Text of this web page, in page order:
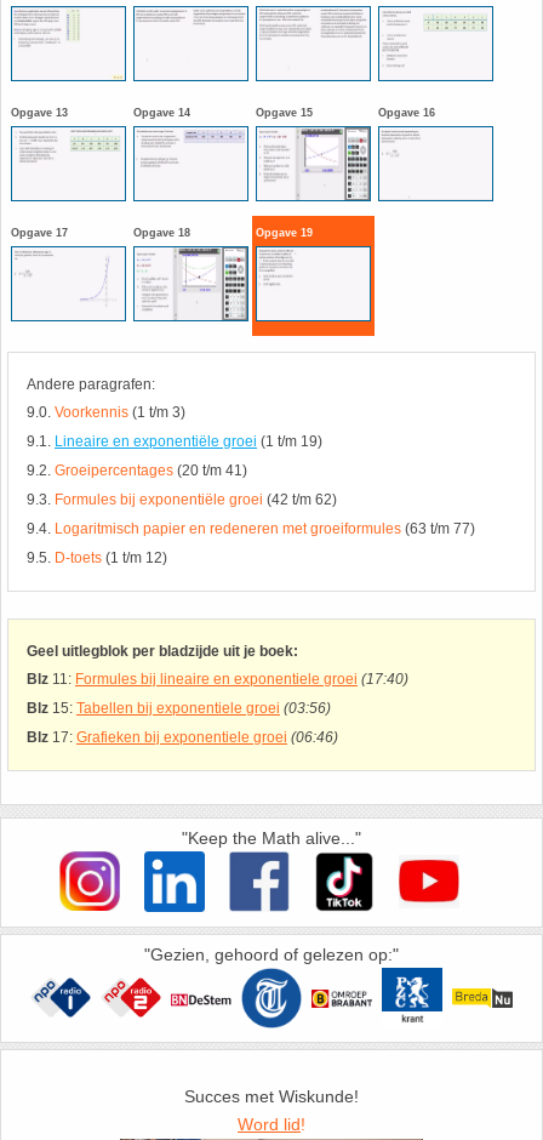
Opgave 13 Opgave 14 Opgave 15 Opgave 16
Opgave 17 Opgave 18 Opgave 19
Andere paragrafen:
9.0. Voorkennis (1 t/m 3)
9.1. Lineaire en exponentiële groei (1 t/m 19)
9.2. Groeipercentages (20 t/m 41)
9.3. Formules bij exponentiële groei (42 t/m 62)
9.4. Logaritmisch papier en redeneren met groeiformules (63 t/m 77)
9.5. D-toets (1 t/m 12)
Geel uitlegblok per bladzijde uit je boek:
Blz 11: Formules bij lineaire en exponentiele groei (17:40)
Blz 15: Tabellen bij exponentiele groei (03:56)
Blz 17: Grafieken bij exponentiele groei (06:46)
"Keep the Math alive..."
"Gezien, gehoord of gelezen op:"
Succes met Wiskunde!
Word lid!
HAVO 5B - Hoofdstuk 9 - Exponentiële verbanden
HAVO 5B - Hoofdstuk 10 - Meetkundige
berekeningen
VWO
(Nog geen toetsen)
17. Machten
18. Matrices
19. Omtrek cirkel
20. Oppervlakte cilinder
21. Oppervlakte cirkel
22. Oppervlakte driehoek
23. Oppervlakte kegel
24. Oppervlakte parallellogram
28. Procenten
30. Sinus
31. Sinusregel
32. Standaarddeviatie
33. Stelling van fermat
34. Stelling van Pythagoras